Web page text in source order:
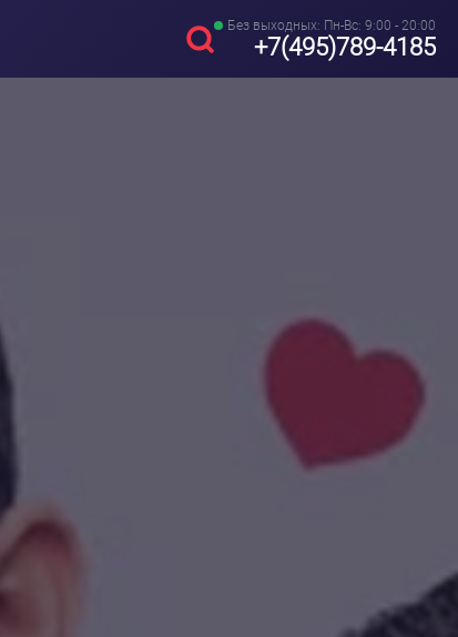
Без выходных: Пн-Вс: 9:00 - 20:00
+7(495)789-4185